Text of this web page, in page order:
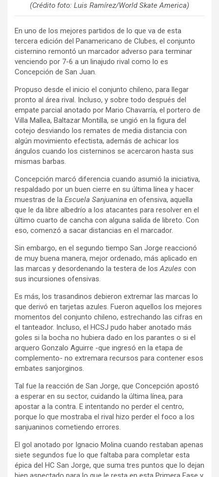
(Crédito foto: Luis Ramírez/World Skate America)
En uno de los mejores partidos de lo que va de esta
tercera edición del Panamericano de Clubes, el conjunto
cisternino remontó un marcador adverso para terminar
venciendo por 7-6 a un linajudo rival como lo es
Concepción de San Juan.
Propuso desde el inicio el conjunto chileno, para llegar
pronto al área rival. Incluso, y sobre todo después del
empate parcial anotado por Mario Chavarría, el portero de
Villa Mallea, Baltazar Montilla, se ungió en la figura del
cotejo desviando los remates de media distancia con
algún movimiento efectista, además de achicar los
ángulos cuando los cisterninos se acercaron hasta sus
mismas barbas.
Concepción marcó diferencia cuando asumió la iniciativa,
respaldado por un buen cierre en su última línea y hacer
muestras de la Escuela Sanjuanina en ofensiva, aquella
que le da libre albedrío a los atacantes para resolver en el
último cuarto de cancha con alguna salida de libreto. Con
eso, comenzó a sacar distancias en el marcador.
Sin embargo, en el segundo tiempo San Jorge reaccionó
de muy buena manera, mejor ordenado, más aplicado en
las marcas y desordenando la testera de los Azules con
sus incursiones ofensivas.
Es más, los trasandinos debieron extremar las marcas lo
que derivó en tarjetas azules. Fueron aquellos los mejores
momentos del conjunto chileno, estrechando las cifras en
el tanteador. Incluso, el HCSJ pudo haber anotado más
goles si la bocha no hubiera dado en los parantes o si el
arquero Gonzalo Aguirre -que ingresó en la etapa de
complemento- no extremara recursos para contener esos
embates sanjorginos.
Tal fue la reacción de San Jorge, que Concepción apostó
a esperar en su sector, cuidando la última línea, para
apostar a la contra. E intentando no perder el centro,
porque lo que mostraba el rival hizo perder el foco a los
sanjuaninos cometiendo errores.
El gol anotado por Ignacio Molina cuando restaban apenas
siete segundos fue lo que faltaba para completar esta
épica del HC San Jorge, que suma tres puntos que lo dejan